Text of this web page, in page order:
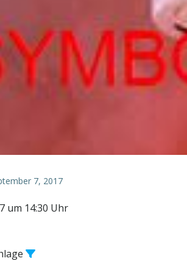
7, 2017
um 14:30 Uhr